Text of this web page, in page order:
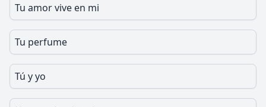
Tu amor vive en mi
Tu perfume
Tú y yo